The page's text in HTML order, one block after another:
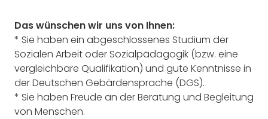
Das wünschen wir uns von Ihnen:
* Sie haben ein abgeschlossenes Studium der
Sozialen Arbeit oder Sozialpädagogik (bzw. eine
vergleichbare Qualifikation) und gute Kenntnisse in
der Deutschen Gebärdensprache (DGS).
* Sie haben Freude an der Beratung und Begleitung
von Menschen.